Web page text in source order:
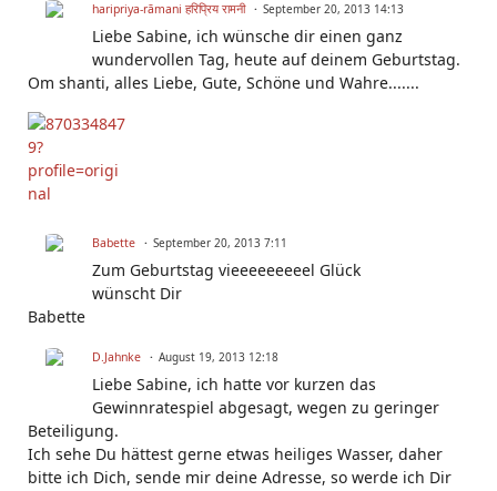
haripriya-rāmani हरिप्रिय रामनी September 20, 2013 14:13
Liebe Sabine, ich wünsche dir einen ganz
wundervollen Tag, heute auf deinem Geburtstag.
Om shanti, alles Liebe, Gute, Schöne und Wahre.......
Babette September 20, 2013 7:11
Zum Geburtstag vieeeeeeeeel Glück
wünscht Dir
Babette
D.Jahnke August 19, 2013 12:18
Liebe Sabine, ich hatte vor kurzen das
Gewinnratespiel abgesagt, wegen zu geringer
Beteiligung.
Ich sehe Du hättest gerne etwas heiliges Wasser, daher
bitte ich Dich, sende mir deine Adresse, so werde ich Dir